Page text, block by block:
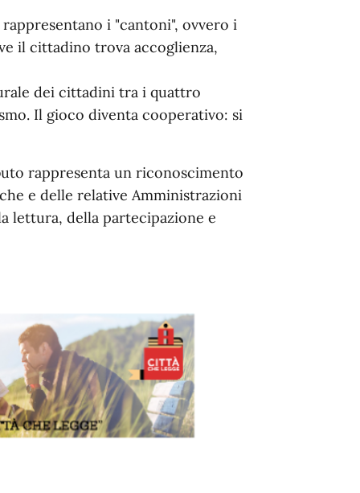
i "cantoni", ovvero i
il cittadino trova accoglienza,
dei cittadini tra i quattro
Il gioco diventa cooperativo: si
rappresenta un riconoscimento
e delle relative Amministrazioni
lettura, della partecipazione e